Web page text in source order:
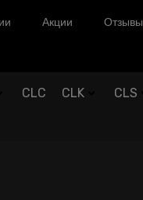
Акции Отзывы
CLC CLK CLS